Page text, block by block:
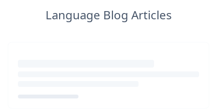
Language Blog Articles